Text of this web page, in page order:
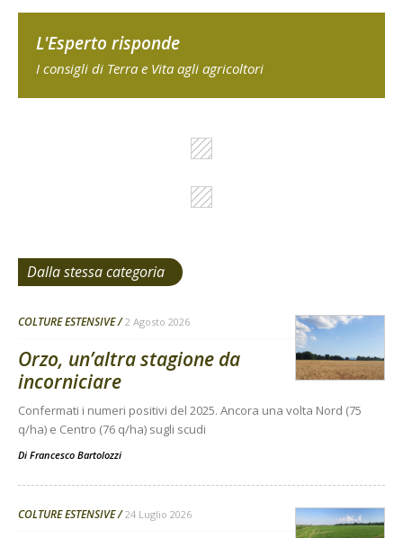
L'Esperto risponde
I consigli di Terra e Vita agli agricoltori
Dalla stessa categoria
COLTURE ESTENSIVE 2 Agosto 2026
Orzo, un’altra stagione da
incorniciare
Confermati i numeri positivi del 2025. Ancora una volta Nord (75
q/ha) e Centro (76 q/ha) sugli scudi
Di Francesco Bartolozzi
COLTURE ESTENSIVE 24 Luglio 2026